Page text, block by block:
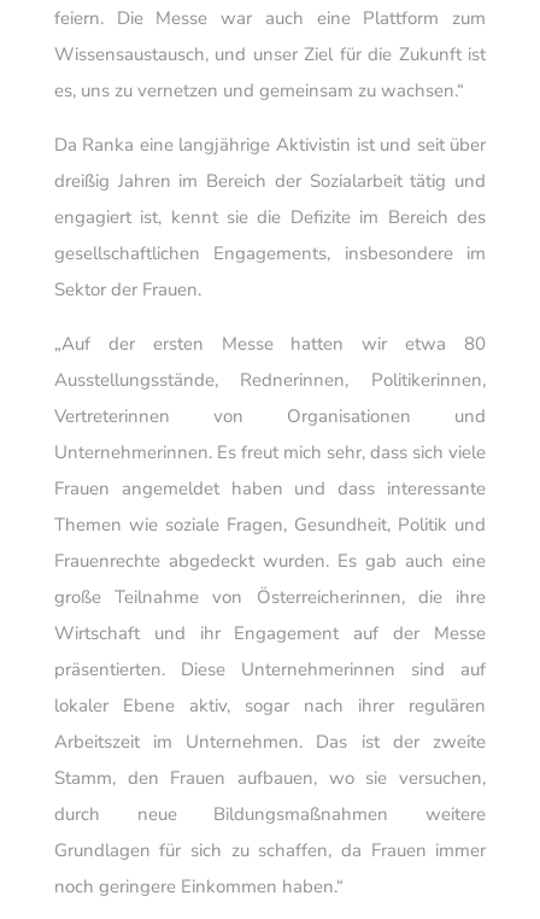
feiern. Die Messe war auch eine Plattform zum
Wissensaustausch, und unser Ziel für die Zukunft ist
es, uns zu vernetzen und gemeinsam zu wachsen.“
Da Ranka eine langjährige Aktivistin ist und seit über
dreißig Jahren im Bereich der Sozialarbeit tätig und
engagiert ist, kennt sie die Defizite im Bereich des
gesellschaftlichen Engagements, insbesondere im
Sektor der Frauen.
„Auf der ersten Messe hatten wir etwa 80
Ausstellungsstände, Rednerinnen, Politikerinnen,
Vertreterinnen von Organisationen und
Unternehmerinnen. Es freut mich sehr, dass sich viele
Frauen angemeldet haben und dass interessante
Themen wie soziale Fragen, Gesundheit, Politik und
Frauenrechte abgedeckt wurden. Es gab auch eine
große Teilnahme von Österreicherinnen, die ihre
Wirtschaft und ihr Engagement auf der Messe
präsentierten. Diese Unternehmerinnen sind auf
lokaler Ebene aktiv, sogar nach ihrer regulären
Arbeitszeit im Unternehmen. Das ist der zweite
Stamm, den Frauen aufbauen, wo sie versuchen,
durch neue Bildungsmaßnahmen weitere
Grundlagen für sich zu schaffen, da Frauen immer
noch geringere Einkommen haben.“